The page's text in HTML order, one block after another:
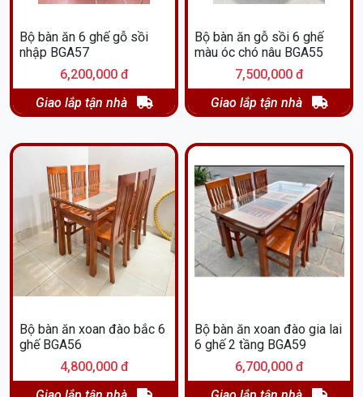
Bộ bàn ăn 6 ghế gỗ sồi
nhập BGA57
6,200,000 đ
Giao lắp tận nhà
Bộ bàn ăn gỗ sồi 6 ghế
màu óc chó nâu BGA55
7,500,000 đ
Giao lắp tận nhà
Bộ bàn ăn xoan đào bắc 6
ghế BGA56
4,800,000 đ
Bộ bàn ăn xoan đào gia lai
6 ghế 2 tầng BGA59
6,700,000 đ